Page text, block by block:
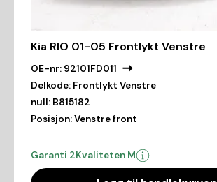
Kia RIO 01-05 Frontlykt Venstre
OE-nr: 92101FD011
Delkode: Frontlykt Venstre
null: B815182
Posisjon:Venstre front
Garanti 2Kvaliteten M